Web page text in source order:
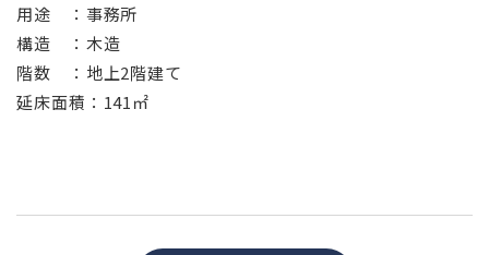
用途 ：事務所
構造 ：木造
階数 ：地上2階建て
延床面積：141㎡